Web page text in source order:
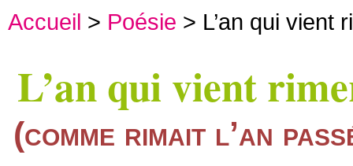
Accueil > Poésie > L’an qui vient
L’an qui vient
(comme rimait l’an